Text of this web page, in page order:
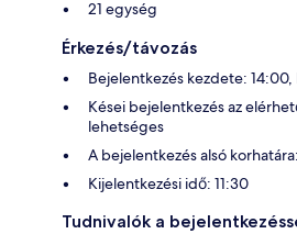
21 egység
Érkezés/távozás
Bejelentkezés kezdete:
Kései bejelentkezés az
lehetséges
A bejelentkezés alsó
Kijelentkezési idő: 11:30
Tudnivalók a